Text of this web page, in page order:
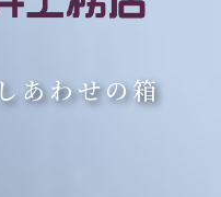
あわせの箱